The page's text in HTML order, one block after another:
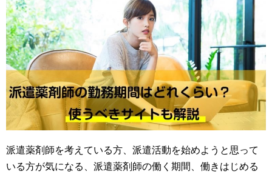
派遣薬剤師を考えている方、派遣活動を始めようと思って
いる方が気になる、派遣薬剤師の働く期間、働きはじめる